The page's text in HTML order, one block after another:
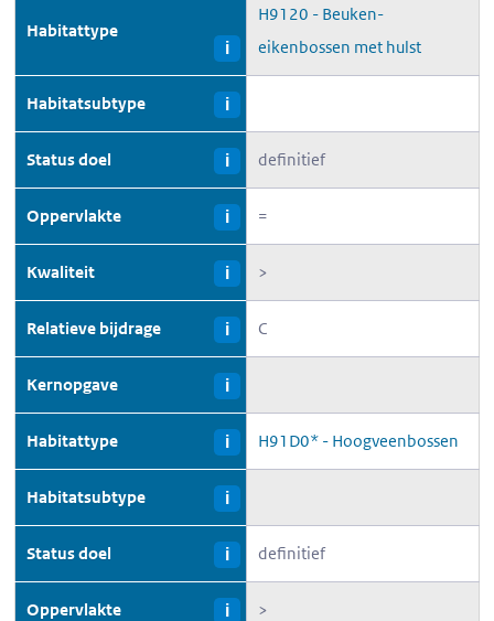
Habitattype
i
H9120 - Beuken-
eikenbossen met hulst
Habitatsubtype i
Status doel i definitief
Oppervlakte i =
Kwaliteit i >
Relatieve bijdrage i C
Kernopgave i
Habitattype i H91D0* - Hoogveenbossen
Habitatsubtype i
Status doel i definitief
Oppervlakte i >